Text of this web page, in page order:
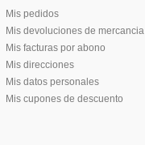
Mis pedidos
Mis devoluciones de mercancia
Mis facturas por abono
Mis direcciones
Mis datos personales
Mis cupones de descuento